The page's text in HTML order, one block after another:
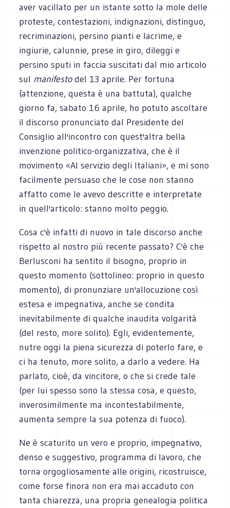
aver vacillato per un istante sotto la mole delle
proteste, contestazioni, indignazioni, distinguo,
recriminazioni, persino pianti e lacrime, e
ingiurie, calunnie, prese in giro, dileggi e
persino sputi in faccia suscitati dal mio articolo
sul manifestodel 13 aprile. Per fortuna
(attenzione, questa è una battuta), qualche
giorno fa, sabato 16 aprile, ho potuto ascoltare
il discorso pronunciato dal Presidente del
Consiglio all'incontro con quest'altra bella
invenzione politico-organizzativa, che è il
movimento «Al servizio degli Italiani», e mi sono
facilmente persuaso che le cose non stanno
affatto come le avevo descritte e interpretate
in quell'articolo: stanno molto peggio.
Cosa c'è infatti di nuovo in tale discorso anche
rispetto al nostro più recente passato? C'è che
Berlusconi ha sentito il bisogno, proprio in
questo momento (sottolineo: proprio in questo
momento), di pronunziare un'allocuzione così
estesa e impegnativa, anche se condita
inevitabilmente di qualche inaudita volgarità
(del resto, more solito). Egli, evidentemente,
nutre oggi la piena sicurezza di poterlo fare, e
ci ha tenuto, more solito, a darlo a vedere. Ha
parlato, cioè, da vincitore, o che si crede tale
(per lui spesso sono la stessa cosa, e questo,
inverosimilmente ma incontestabilmente,
aumenta sempre la sua potenza di fuoco).
Ne è scaturito un vero e proprio, impegnativo,
denso e suggestivo, programma di lavoro, che
torna orgogliosamente alle origini, ricostruisce,
come forse finora non era mai accaduto con
tanta chiarezza, una propria genealogia politica